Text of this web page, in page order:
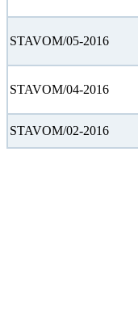
STAVOM/05-2016
STAVOM/04-2016
STAVOM/02-2016